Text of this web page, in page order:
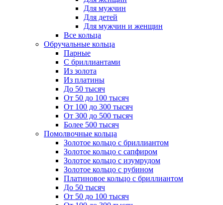
Для мужчин
Для детей
Для мужчин и женщин
Все кольца
Обручальные кольца
Парные
С бриллиантами
Из золота
Из платины
До 50 тысяч
От 50 до 100 тысяч
От 100 до 300 тысяч
От 300 до 500 тысяч
Более 500 тысяч
Помолвочные кольца
Золотое кольцо с бриллиантом
Золотое кольцо с сапфиром
Золотое кольцо с изумрудом
Золотое кольцо с рубином
Платиновое кольцо с бриллиантом
До 50 тысяч
От 50 до 100 тысяч